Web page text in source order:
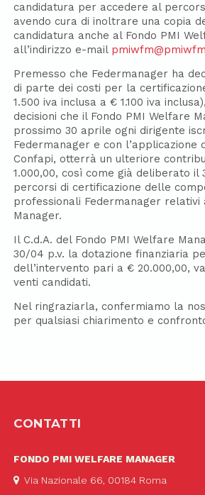
candidatura per accedere al
avendo cura di inoltrare una copia
candidatura anche al Fondo PMI
all’indirizzo e-mail
Premesso che Federmanager ha
di parte dei costi per la
1.500 iva inclusa a € 1.100 iva
decisioni che il Fondo PMI Welfare
prossimo 30 aprile ogni dirigente
Federmanager e con l’applicazione
Confapi, otterrà un ulteriore
1.000,00, così come già deliberato il
percorsi di certificazione delle
professionali Federmanager relativi
Manager.
Il C.d.A. del Fondo PMI Welfare
30/04 p.v. la dotazione finanziaria
dell’intervento pari a € 20.000,00,
venti candidati.
Nel ringraziarla, confermiamo la
per qualsiasi chiarimento e
CONTATTI
FONDO PMI WELFARE MANAGER
Via Nazionale 66, 00184 Roma